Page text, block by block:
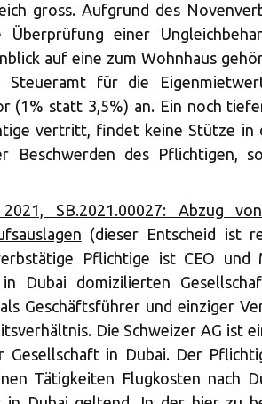
gross. Aufgrund des
Überprüfung einer
auf eine zum Wohnhaus
für die
(1% statt 3,5%) an. Ein noch
vertritt, findet keine Stütze in
Beschwerden des Pflichtigen,
SB.2021.00027: Abzug
(dieser Entscheid ist
Pflichtige ist CEO und
Dubai domizilierten
Geschäftsführer und einziger
Die Schweizer AG ist
Gesellschaft in Dubai. Der
Tätigkeiten Flugkosten nach